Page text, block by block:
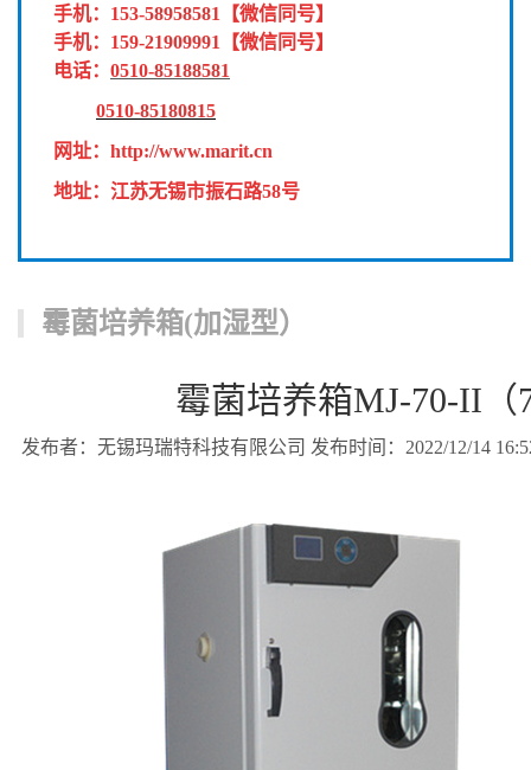
手机： 153-58958581
【微信同号】
手机： 159-21909991
【微信同号】
电话： 0510-85188581
0510-85180815
网址： http://www.marit.cn
地址：江苏无锡市振石路58号
霉菌培养箱(加湿型）
霉菌培养箱MJ-70-II（
发布者：无锡玛瑞特科技有限公司 发布时间：2022/12/14